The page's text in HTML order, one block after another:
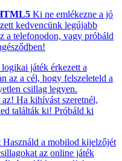
Ki ne emlékezne a jó
kedvencünk legújabb
a telefonodon, vagy próbáld
játék érkezett a
az a cél, hogy felszeleteld a
csillag legyen.
Ha kihívást szeretnél,
találták ki! Próbáld ki
Használd a mobilod kijelzőjét
az online játék